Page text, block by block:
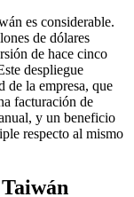
es considerable.
de dólares
de hace cinco
despliegue
de la empresa, que
facturación de
y un beneficio
respecto al mismo